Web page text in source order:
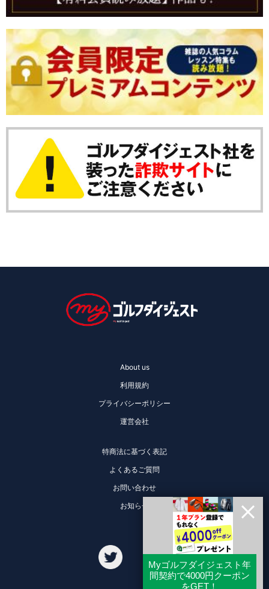
About us
利用規約
プライバシーポリシー
運営会社
特商法に基づく表記
よくあるご質問
お問い合わせ
お知らせ